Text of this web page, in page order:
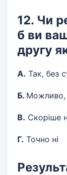
12. Чи
б ви
другу
А. Так, без
Б. Можливо,
В. Скоріше
Г. Точно ні